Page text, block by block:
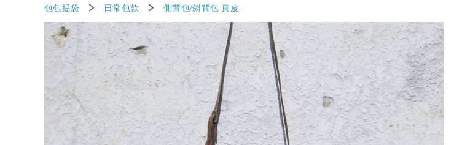
包包提袋 日常包款 側背包/斜背包 真皮